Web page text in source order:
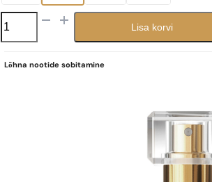
235
kogus
Lisa korvi
Lõhna nootide sobitamine